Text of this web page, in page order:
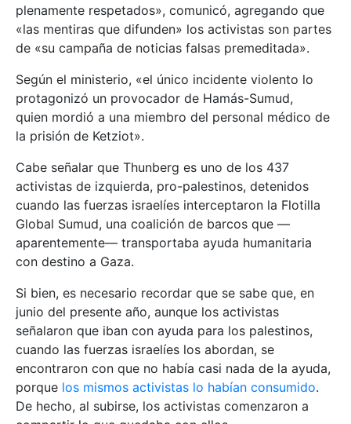
plenamente respetados», comunicó, agregando que
«las mentiras que difunden» los activistas son partes
de «su campaña de noticias falsas premeditada».
Según el ministerio, «el único incidente violento lo
protagonizó un provocador de Hamás-Sumud,
quien mordió a una miembro del personal médico de
la prisión de Ketziot».
Cabe señalar que Thunberg es uno de los 437
activistas de izquierda, pro-palestinos, detenidos
cuando las fuerzas israelíes interceptaron la Flotilla
Global Sumud, una coalición de barcos que —
aparentemente— transportaba ayuda humanitaria
con destino a Gaza.
Si bien, es necesario recordar que se sabe que, en
junio del presente año, aunque los activistas
señalaron que iban con ayuda para los palestinos,
cuando las fuerzas israelíes los abordan, se
encontraron con que no había casi nada de la ayuda,
porque los mismos activistas lo habían consumido.
De hecho, al subirse, los activistas comenzaron a